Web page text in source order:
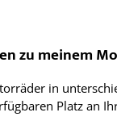
zu meinem
in
Platz an